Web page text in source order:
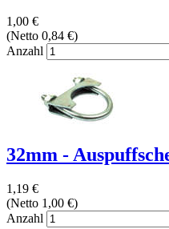
1,00 €
(Netto 0,84 €)
Anzahl
32mm -
1,19 €
(Netto 1,00 €)
Anzahl